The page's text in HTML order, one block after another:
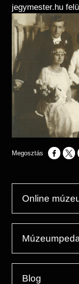
jegymester.hu
Kép
Opens in
Online
Blog